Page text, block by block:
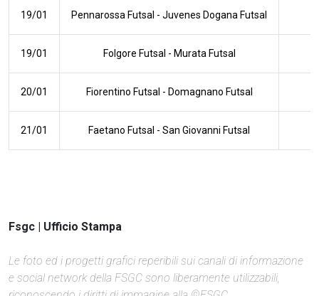
19/01 Pennarossa Futsal - Juvenes Dogana Futsal
19/01 Folgore Futsal - Murata Futsal
20/01 Fiorentino Futsal - Domagnano Futsal
21/01 Faetano Futsal - San Giovanni Futsal
Fsgc | Ufficio Stampa
Le foto ed i progetti grafici reperibili sui canali di informazione
e social network della FSGC sono liberamente utilizzabili,